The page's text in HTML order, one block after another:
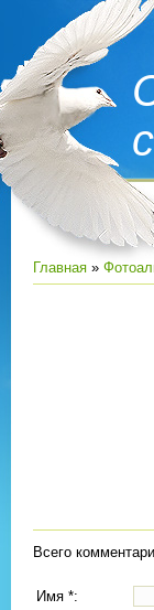
Главная »
Всего
Имя *: